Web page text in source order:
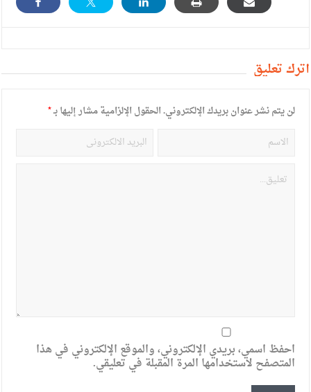
أترك تعليق
لن يتم نشر عنوان بريدك الإلكتروني.الحقول الإلزامية مشار إليها بـ*
احفظ اسمي، بريدي الإلكتروني، والموقع الإلكتروني في هذا
المتصفح لاستخدامها المرة المقبلة في تعليقي.